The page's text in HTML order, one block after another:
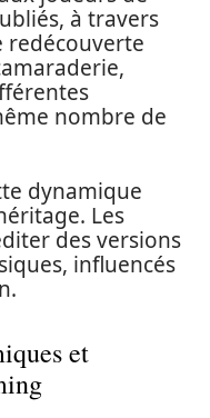
à travers
redécouverte
nombre de
dynamique
Les
des versions
influencés
et